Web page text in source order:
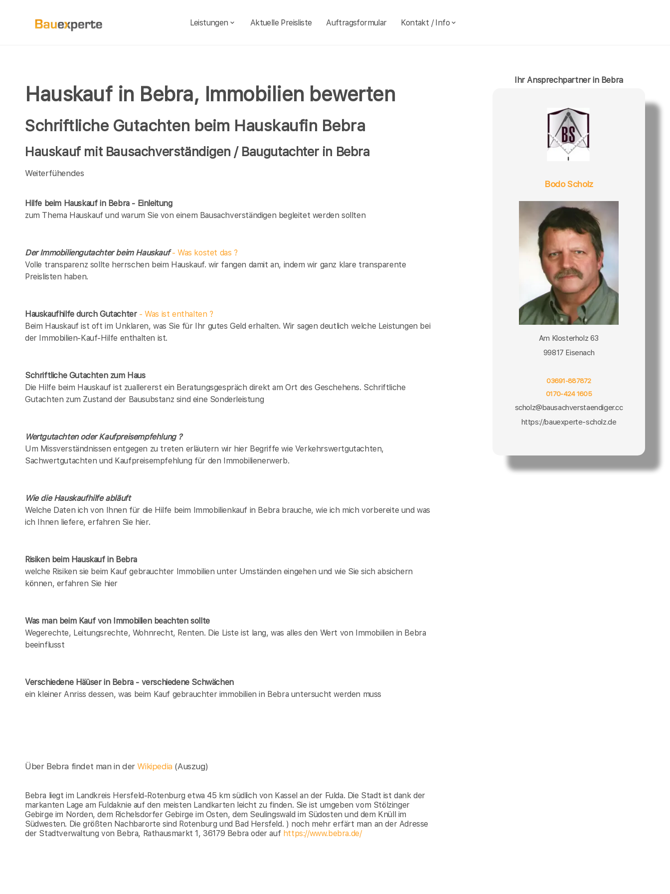
Leistungen Aktuelle Preisliste Auftragsformular Kontakt / Info
Hauskauf in Bebra, Immobilien bewerten
Schriftliche Gutachten beim Hauskaufin Bebra
Hauskauf mit Bausachverständigen / Baugutachter in Bebra
Weiterfühendes
Hilfe beim Hauskauf in Bebra - Einleitung
zum Thema Hauskauf und warum Sie von einem Bausachverständigen begleitet werden sollten
Der Immobiliengutachter beim Hauskauf- Was kostet das ?
Volle transparenz sollte herrschen beim Hauskauf. wir fangen damit an, indem wir ganz klare transparente
Preislisten haben.
Hauskaufhilfe durch Gutachter- Was ist enthalten ?
Beim Hauskauf ist oft im Unklaren, was Sie für Ihr gutes Geld erhalten. Wir sagen deutlich welche Leistungen bei
der Immobilien-Kauf-Hilfe enthalten ist.
Schriftliche Gutachten zum Haus
Die Hilfe beim Hauskauf ist zuallererst ein Beratungsgespräch direkt am Ort des Geschehens. Schriftliche
Gutachten zum Zustand der Bausubstanz sind eine Sonderleistung
Wertgutachten oder Kaufpreisempfehlung ?
Um Missverständnissen entgegen zu treten erläutern wir hier Begriffe wie Verkehrswertgutachten,
Sachwertgutachten und Kaufpreisempfehlung für den Immobilienerwerb.
Wie die Hauskaufhilfe abläuft
Welche Daten ich von Ihnen für die Hilfe beim Immobilienkauf in Bebra brauche, wie ich mich vorbereite und was
ich Ihnen liefere, erfahren Sie hier.
Risiken beim Hauskaufin Bebra
welche Risiken sie beim Kauf gebrauchter Immobilien unter Umständen eingehen und wie Sie sich absichern
können, erfahren Sie hier
Was man beim Kauf von Immobilien beachten sollte
Wegerechte, Leitungsrechte, Wohnrecht, Renten. Die Liste ist lang, was alles den Wert von Immobilien in Bebra
beeinflusst
Verschiedene Häüser in Bebra - verschiedene Schwächen
ein kleiner Anriss dessen, was beim Kauf gebrauchter immobilien in Bebra untersucht werden muss
Über Bebra findet man in derWikipedia (Auszug)
Bebra liegt im Landkreis Hersfeld-Rotenburg etwa 45 km südlich von Kassel an der Fulda. Die Stadt ist dank der
markanten Lage am Fuldaknie auf den meisten Landkarten leicht zu finden. Sie ist umgeben vom Stölzinger
Gebirge im Norden, dem Richelsdorfer Gebirge im Osten, dem Seulingswald im Südosten und dem Knüll im
Südwesten. Die größten Nachbarorte sind Rotenburg und Bad Hersfeld. ) noch mehr erfärt man an der Adresse
der Stadtverwaltung von Bebra, Rathausmarkt 1, 36179 Bebra oder auf https://www.bebra.de/
Ihr Ansprechpartner in Bebra
Bodo Scholz
Am Klosterholz 63
99817 Eisenach
03691-887872
0170-424 1605
scholz@bausachverstaendiger.cc
https://bauexperte-scholz.de